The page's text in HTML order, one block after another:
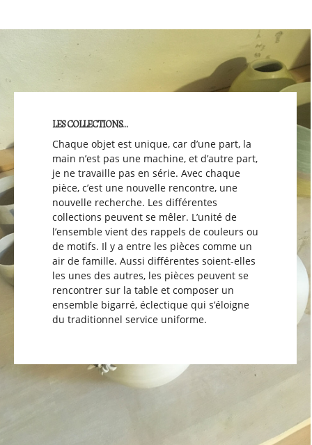
LES COLLECTIONS…
Chaque objet est unique, car d’une part, la
main n’est pas une machine, et d’autre part,
je ne travaille pas en série. Avec chaque
pièce, c’est une nouvelle rencontre, une
nouvelle recherche. Les différentes
collections peuvent se mêler. L’unité de
l’ensemble vient des rappels de couleurs ou
de motifs. Il y a entre les pièces comme un
air de famille. Aussi différentes soient-elles
les unes des autres, les pièces peuvent se
rencontrer sur la table et composer un
ensemble bigarré, éclectique qui s’éloigne
du traditionnel service uniforme.